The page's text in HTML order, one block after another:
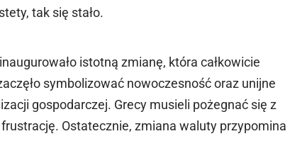
tak się stało.
istotną zmianę, która całkowicie
symbolizować nowoczesność oraz unijne
gospodarczej. Grecy musieli pożegnać się z
Ostatecznie, zmiana waluty przypomina